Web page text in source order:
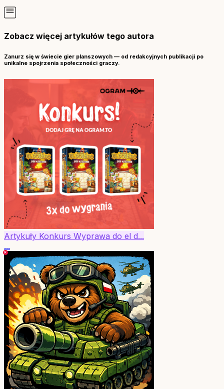
Zobacz więcej artykułów tego autora
Zanurz się w świecie gier planszowych — od redakcyjnych publikacji po
unikalne spojrzenia społeczności graczy.
Artykuły Konkurs Wyprawa do el d...
...